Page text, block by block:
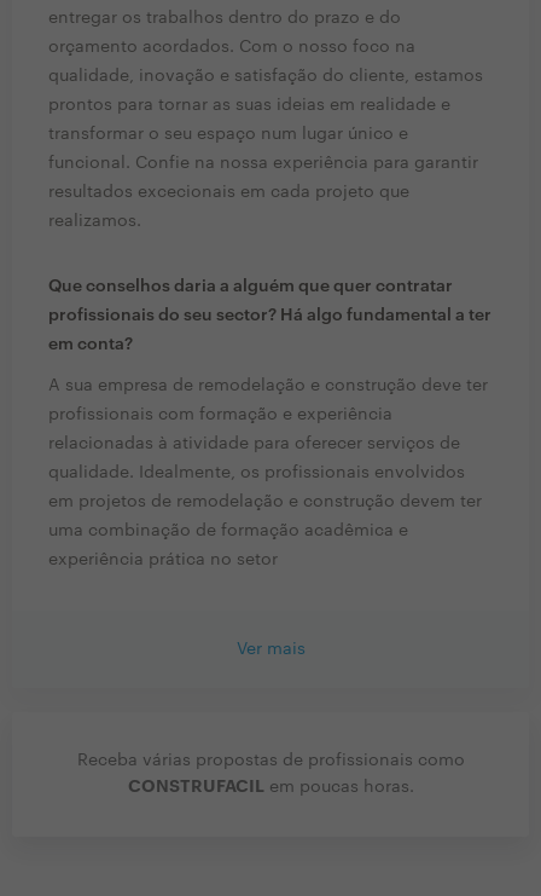
entregar os trabalhos dentro do prazo e do
orçamento acordados. Com o nosso foco na
qualidade, inovação e satisfação do cliente, estamos
prontos para tornar as suas ideias em realidade e
transformar o seu espaço num lugar único e
funcional. Confie na nossa experiência para garantir
resultados excecionais em cada projeto que
realizamos.
Que conselhos daria a alguém que quer contratar
profissionais do seu sector? Há algo fundamental a ter
em conta?
A sua empresa de remodelação e construção deve ter
profissionais com formação e experiência
relacionadas à atividade para oferecer serviços de
qualidade. Idealmente, os profissionais envolvidos
em projetos de remodelação e construção devem ter
uma combinação de formação acadêmica e
experiência prática no setor
Ver mais
Receba várias propostas de profissionais como
CONSTRUFACIL em poucas horas.